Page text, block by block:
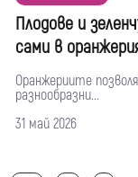
Плодове и
сами в
Оранжериите
разнообразни...
31 май 2026